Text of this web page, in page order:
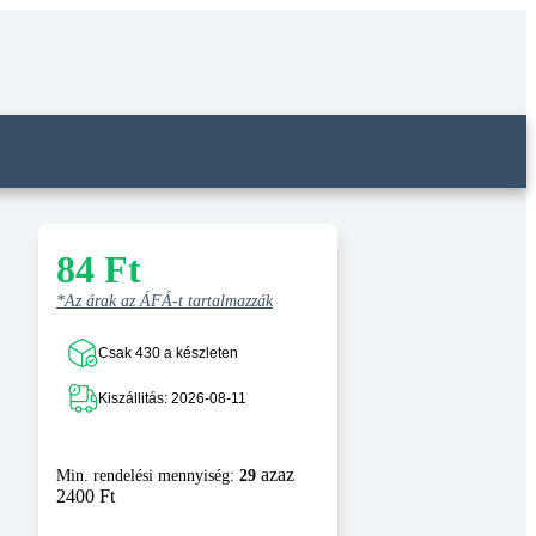
84 Ft
*Az árak az ÁFÁ-t tartalmazzák
Csak 430 a készleten
Kiszállitás: 2026-08-11
Min. rendelési mennyiség: 29 azaz
2400 Ft